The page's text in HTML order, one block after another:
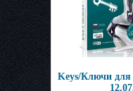
Keys/Ключи для